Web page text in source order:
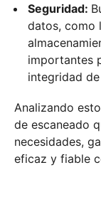
Seguridad:
datos, como
importantes
integridad
Analizando
de escaneado
necesidades,
eficaz y fiable